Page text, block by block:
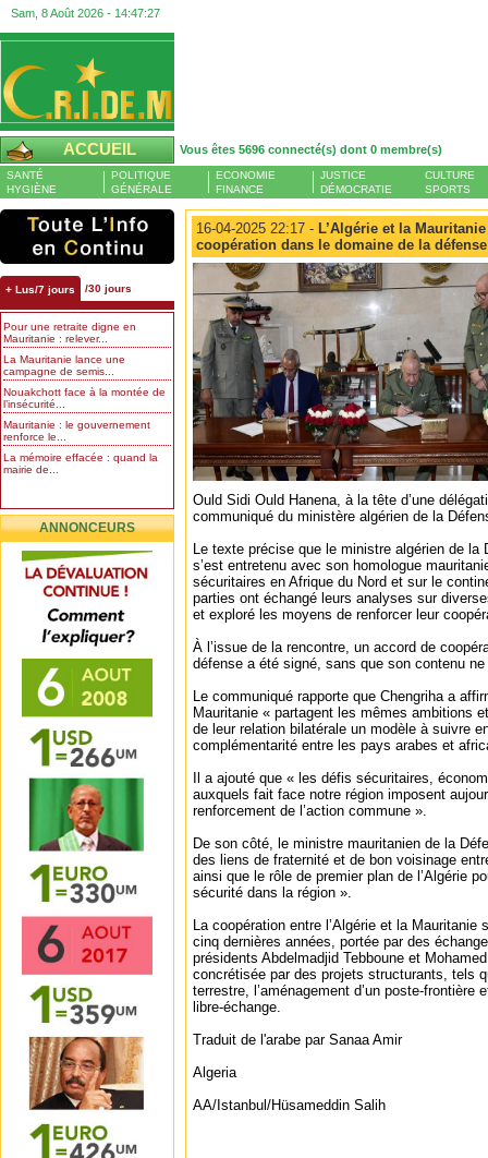
Sam, 8 Août 2026 - 14:47:28
ACCUEIL Vous êtes 5696 connecté(s) dont 0 membre(s)
SANTÉ
HYGIÈNE
POLITIQUE
GÉNÉRALE
ECONOMIE
FINANCE
JUSTICE
DÉMOCRATIE
CULTURE
SPORTS
+ Lus/7 jours /30 jours
Pour une retraite digne en
Mauritanie : relever...
La Mauritanie lance une
campagne de semis...
Nouakchott face à la montée de
l’insécurité...
Mauritanie : le gouvernement
renforce le...
La mémoire effacée : quand la
mairie de...
ANNONCEURS
16-04-2025 22:17 - L’Algérie et la
coopération dans le domaine de la défense
Ould Sidi Ould Hanena, à la tête d’une
communiqué du ministère algérien de la
Le texte précise que le ministre algérien de la
s’est entretenu avec son homologue
sécuritaires en Afrique du Nord et sur le
parties ont échangé leurs analyses sur
et exploré les moyens de renforcer leur
À l’issue de la rencontre, un accord de
défense a été signé, sans que son contenu
Le communiqué rapporte que Chengriha a
Mauritanie « partagent les mêmes ambitions
de leur relation bilatérale un modèle à suivre
complémentarité entre les pays arabes et
Il a ajouté que « les défis sécuritaires,
auxquels fait face notre région imposent
renforcement de l’action commune ».
De son côté, le ministre mauritanien de la
des liens de fraternité et de bon voisinage
ainsi que le rôle de premier plan de l’Algérie
sécurité dans la région ».
La coopération entre l’Algérie et la Mauritanie
cinq dernières années, portée par des
présidents Abdelmadjid Tebboune et
concrétisée par des projets structurants, tels
terrestre, l’aménagement d’un poste-frontière
libre-échange.
Traduit de l'arabe par Sanaa Amir
Algeria
AA/Istanbul/Hüsameddin Salih